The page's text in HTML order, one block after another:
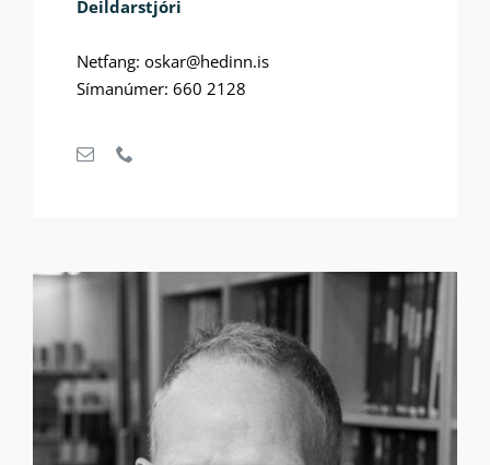
Deildarstjóri
Netfang: oskar@hedinn.is
Símanúmer: 660 2128